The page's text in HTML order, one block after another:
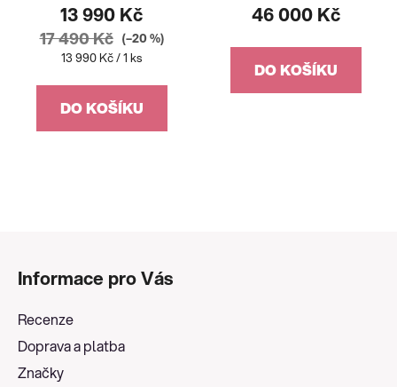
13 990 Kč
17 490 Kč (–20 %)
Měrná
13 990 Kč / 1 ks
DO KOŠÍKU
46 000 Kč
DO KOŠÍKU
Informace pro Vás
Recenze
Doprava a platba
Značky